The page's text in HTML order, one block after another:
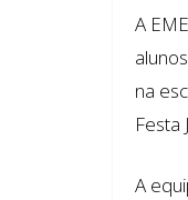
A
na
Festa
A